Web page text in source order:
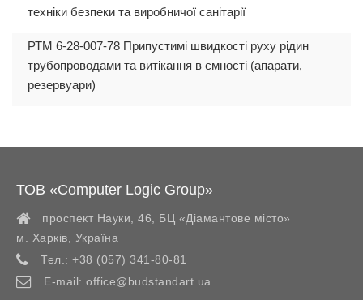
техніки безпеки та виробничої санітарії
РТМ 6-28-007-78 Припустимі швидкості руху рідин
трубопроводами та витiкання в ємності (апарати,
резервуари)
ТОВ «Computer Logic Group»
проспект Науки, 46, БЦ «Діамантове місто»
м. Харків
Україна
Тел.: +38 (057) 341-80-81
E-mail: office@budstandart.ua